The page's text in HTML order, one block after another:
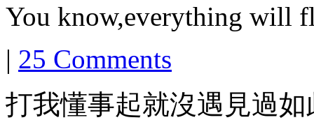
You know,everything will
| 25 Comments
打我懂事起就沒遇見過